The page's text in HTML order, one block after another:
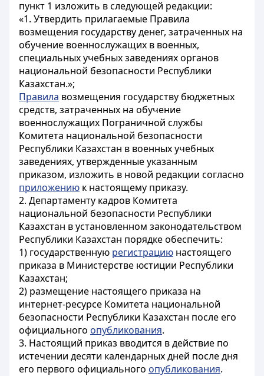
пункт 1 изложить в следующей редакции:
«1. Утвердить прилагаемые Правила
возмещения государству денег, затраченных на
обучение военнослужащих в военных,
специальных учебных заведениях органов
национальной безопасности Республики
Казахстан.»;
Правила возмещения государству бюджетных
средств, затраченных на обучение
военнослужащих Пограничной службы
Комитета национальной безопасности
Республики Казахстан в военных учебных
заведениях, утвержденные указанным
приказом, изложить в новой редакции согласно
приложению к настоящему приказу.
2. Департаменту кадров Комитета
национальной безопасности Республики
Казахстан в установленном законодательством
Республики Казахстан порядке обеспечить:
1) государственную регистрацию настоящего
приказа в Министерстве юстиции Республики
Казахстан;
2) размещение настоящего приказа на
интернет-ресурсе Комитета национальной
безопасности Республики Казахстан после его
официального опубликования.
3. Настоящий приказ вводится в действие по
истечении десяти календарных дней после дня
его первого официального опубликования.